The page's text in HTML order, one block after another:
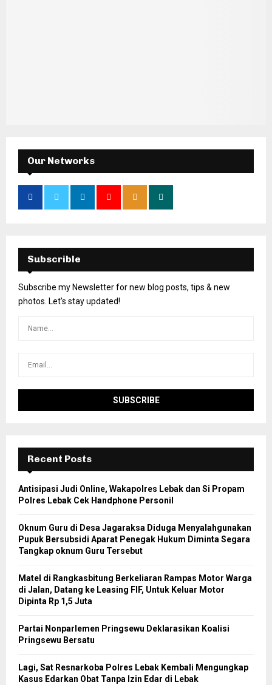
Our Networks
Subscrible
Subscribe my Newsletter for new blog posts, tips & new
photos. Let's stay updated!
Recent Posts
Antisipasi Judi Online, Wakapolres Lebak dan Si Propam
Polres Lebak Cek Handphone Personil
Oknum Guru di Desa Jagaraksa Diduga Menyalahgunakan
Pupuk Bersubsidi Aparat Penegak Hukum Diminta Segara
Tangkap oknum Guru Tersebut
Matel di Rangkasbitung Berkeliaran Rampas Motor Warga
di Jalan, Datang ke Leasing FIF, Untuk Keluar Motor
Dipinta Rp 1,5 Juta
Partai Nonparlemen Pringsewu Deklarasikan Koalisi
Pringsewu Bersatu
Lagi, Sat Resnarkoba Polres Lebak Kembali Mengungkap
Kasus Edarkan Obat Tanpa Izin Edar di Lebak